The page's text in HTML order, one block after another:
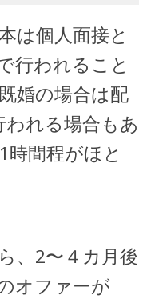
は個人面接と
行われること
婚の場合は配
れる場合もあ
時間程がほと
、2〜４カ月後
オファーが